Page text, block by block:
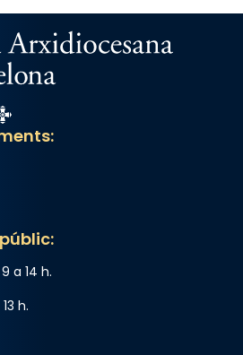
Estel Cristiana
a 14 h.
h.